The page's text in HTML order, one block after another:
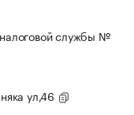
службы №
ул,46